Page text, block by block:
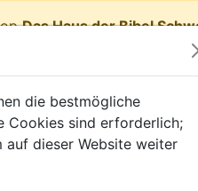
Das Haus der Bibel
die bestmögliche
Cookies sind erforderlich;
auf dieser Website weiter